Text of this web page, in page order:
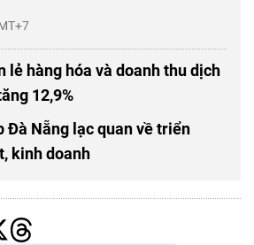
lẻ hàng hóa và doanh thu dịch
12,9%
Đà Nẵng lạc quan về triển
kinh doanh